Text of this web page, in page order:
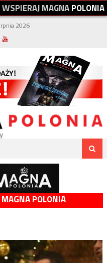
WSPIERAJMAGNAPOLONIA
2026
POLONIA